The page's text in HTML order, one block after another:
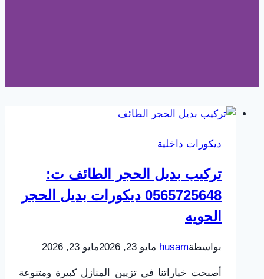
ديكورات داخلية
تركيب بديل الحجر الطائف ت:
0565725648 ديكورات بديل الحجر
الحويه
بواسطةhusam مايو 23, 2026 مايو 23, 2026
أصبحت خياراتنا في تزيين المنازل كبيرة ومتنوعة